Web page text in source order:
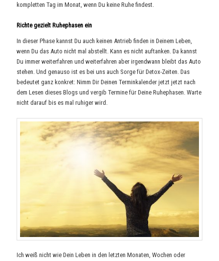
kompletten Tag im Monat, wenn Du keine Ruhe findest.
Richte gezielt Ruhephasen ein
In dieser Phase kannst Du auch keinen Antrieb finden in Deinem Leben,
wenn Du das Auto nicht mal abstellt. Kann es nicht auftanken. Da kannst
Du immer weiterfahren und weiterfahren aber irgendwann bleibt das Auto
stehen. Und genauso ist es bei uns auch Sorge für Detox-Zeiten. Das
bedeutet ganz konkret: Nimm Dir Deinen Terminkalender jetzt jetzt nach
dem Lesen dieses Blogs und vergib Termine für Deine Ruhephasen. Warte
nicht darauf bis es mal ruhiger wird.
Ich weiß nicht wie Dein Leben in den letzten Monaten, Wochen oder